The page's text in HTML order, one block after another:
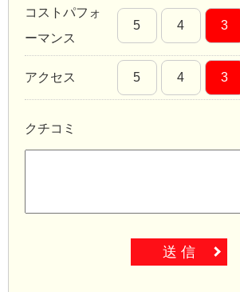
コストパフォ
ーマンス
5 4 3
アクセス 5 4 3
クチコミ
送 信